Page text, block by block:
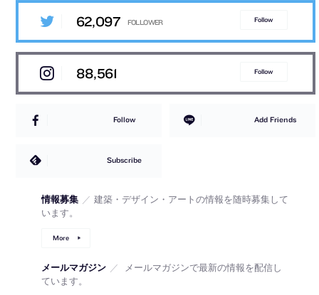
62,097 Follow
88,561 Follow
Follow Add Friends
Subscribe
情報募集 ／ 建築・デザイン・アートの情報を随時募集して
います。
More
メールマガジン ／
メールマガジンで最新の情報を配信し
ています。